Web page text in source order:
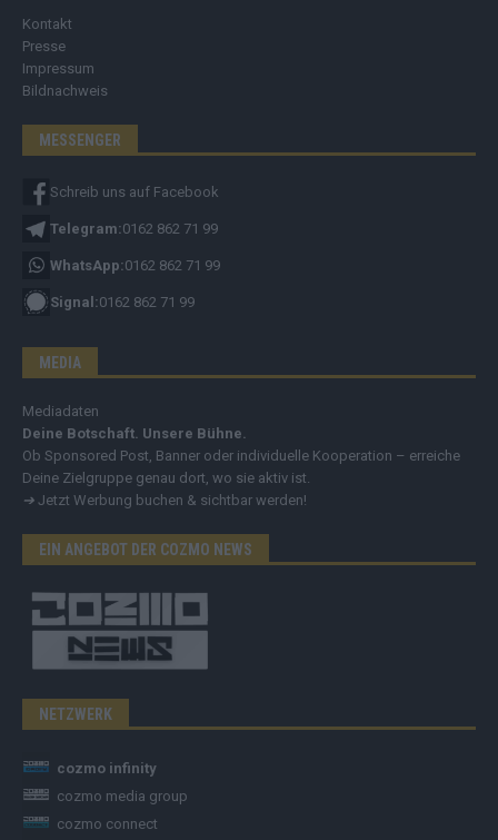
Kontakt
Presse
Impressum
Bildnachweis
MESSENGER
Schreib uns auf Facebook
Telegram:0162 862 71 99
WhatsApp:0162 862 71 99
Signal:0162 862 71 99
MEDIA
Mediadaten
Deine Botschaft. Unsere Bühne.
Ob Sponsored Post, Banner oder individuelle Kooperation – erreiche
Deine Zielgruppe genau dort, wo sie aktiv ist.
➔ Jetzt Werbung buchen & sichtbar werden!
EIN ANGEBOT DER COZMO NEWS
NETZWERK
cozmo infinity
cozmo media group
cozmo connect